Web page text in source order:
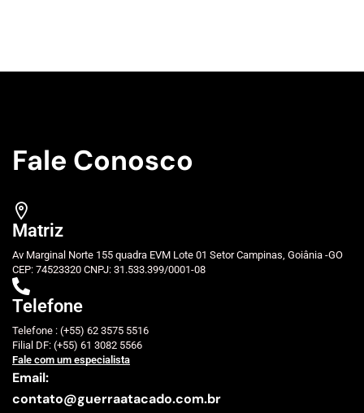
Fale Conosco
Matriz
Av Marginal Norte 155 quadra EVM Lote 01 Setor Campinas, Goiânia -GO
CEP: 74523320 CNPJ: 31.533.399/0001-08
Telefone
Telefone : (+55) 62 3575 5516
Filial DF: (+55) 61 3082 5566
Fale com um especialista
Email:
contato@guerraatacado.com.br